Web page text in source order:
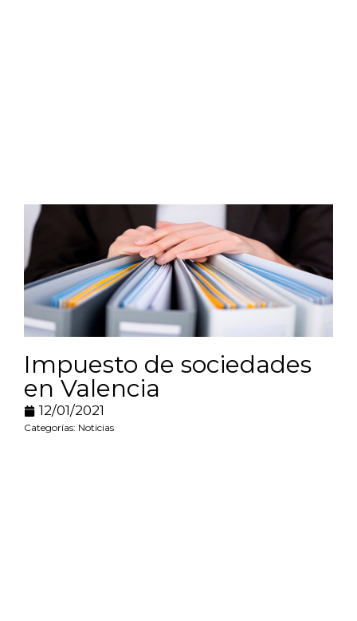
Impuesto de sociedades
en Valencia
12/01/2021
Categorías: Noticias